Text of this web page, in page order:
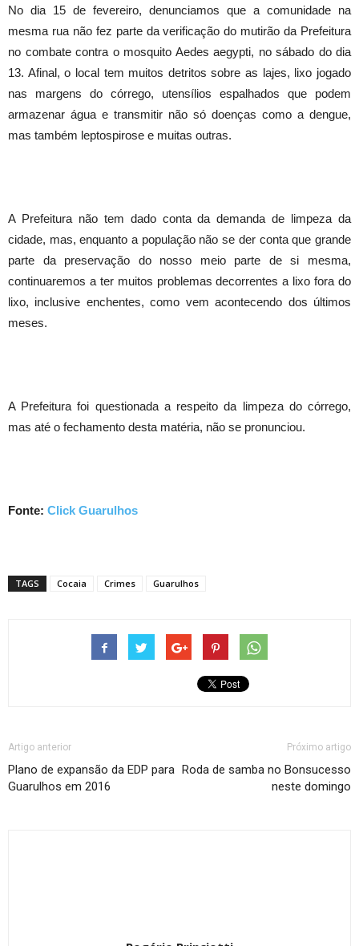
No dia 15 de fevereiro, denunciamos que a comunidade na
mesma rua não fez parte da verificação do mutirão da Prefeitura
no combate contra o mosquito Aedes aegypti, no sábado do dia
13. Afinal, o local tem muitos detritos sobre as lajes, lixo jogado
nas margens do córrego, utensílios espalhados que podem
armazenar água e transmitir não só doenças como a dengue,
mas também leptospirose e muitas outras.
A Prefeitura não tem dado conta da demanda de limpeza da
cidade, mas, enquanto a população não se der conta que grande
parte da preservação do nosso meio parte de si mesma,
continuaremos a ter muitos problemas decorrentes a lixo fora do
lixo, inclusive enchentes, como vem acontecendo dos últimos
meses.
A Prefeitura foi questionada a respeito da limpeza do córrego,
mas até o fechamento desta matéria, não se pronunciou.
Fonte: Click Guarulhos
TAGS Cocaia Crimes Guarulhos
Artigo anterior
Plano de expansão da EDP para
Guarulhos em 2016
Próximo artigo
Roda de samba no Bonsucesso
neste domingo